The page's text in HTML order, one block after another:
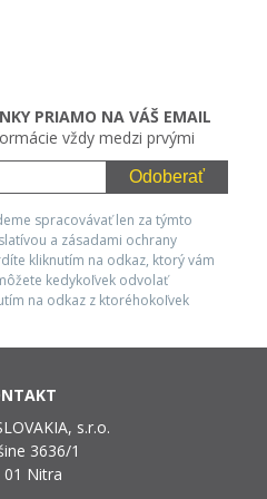
PRIAMO NA VÁŠ EMAIL
vždy medzi prvými
Odoberať
spracovávať len za týmto
a zásadami ochrany
kliknutím na odkaz, ktorý vám
kedykoľvek odvolať
na odkaz z ktoréhokoľvek
s.r.o.
3636/1
01 Nitra